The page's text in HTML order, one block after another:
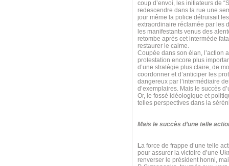
coup d’envoi, les initiateurs de
redescendre dans la rue une
jour même la police détruisait
extraordinaire réclamée par les
les manifestants venus des
retombe après cet intermède
restaurer le calme.
Coupée dans son élan, l’action
protestation encore plus
d’une stratégie plus claire, de
coordonner et d’anticiper les
dangereux par l’intermédiaire
d’exemplaires. Mais le succès
Or, le fossé idéologique et
telles perspectives dans la
Mais le succès d’une telle
La force de frappe d’une telle
pour assurer la victoire d’une
renverser le président honni,